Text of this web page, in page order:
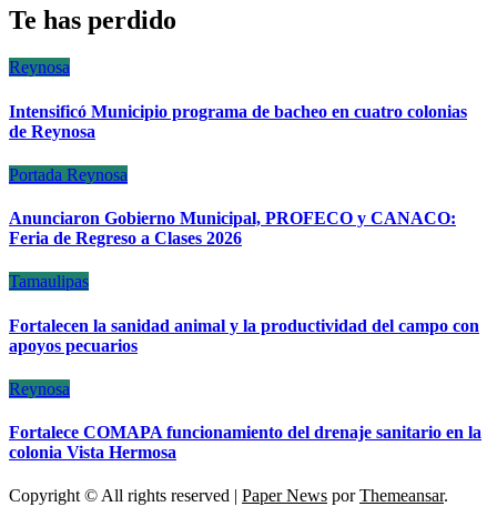
Te has perdido
Reynosa
Intensificó Municipio programa de bacheo en cuatro colonias
de Reynosa
Portada Reynosa
Anunciaron Gobierno Municipal, PROFECO y CANACO:
Feria de Regreso a Clases 2026
Tamaulipas
Fortalecen la sanidad animal y la productividad del campo con
apoyos pecuarios
Reynosa
Fortalece COMAPA funcionamiento del drenaje sanitario en la
colonia Vista Hermosa
Copyright © All rights reserved | Paper News porThemeansar.